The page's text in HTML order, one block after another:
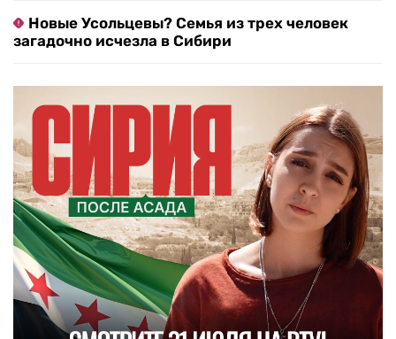
Новые Усольцевы? Семья из трех человек
загадочно исчезла в Сибири